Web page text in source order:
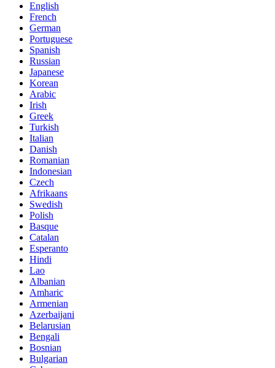
English
French
German
Portuguese
Spanish
Russian
Japanese
Korean
Arabic
Irish
Greek
Turkish
Italian
Danish
Romanian
Indonesian
Czech
Afrikaans
Swedish
Polish
Basque
Catalan
Esperanto
Hindi
Lao
Albanian
Amharic
Armenian
Azerbaijani
Belarusian
Bengali
Bosnian
Bulgarian